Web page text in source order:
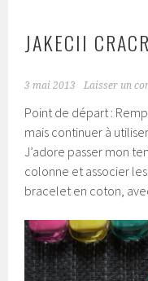
JAKECII
3 mai 2013 Laisser un
Point de départ :
mais continuer à
J’adore passer mon
colonne et associer
bracelet en coton,